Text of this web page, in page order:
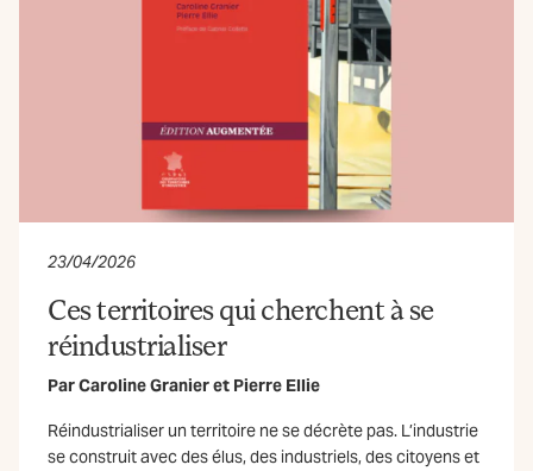
23/04/2026
Ces territoires qui cherchent à se
réindustrialiser
ParCaroline Granieret Pierre Ellie
Réindustrialiser un territoire ne se décrète pas. L’industrie
se construit avec des élus, des industriels, des citoyens et